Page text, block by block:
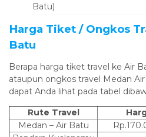
Batu)
Harga Tiket / Ongkos
Batu
Berapa harga tiket travel ke Air
ataupun ongkos travel Medan
dapat Anda lihat pada tabel
Rute Travel
Medan – Air Batu